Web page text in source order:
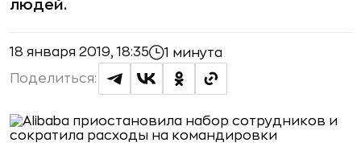
людей.
18 января 2019, 18:35 1 минута
Поделиться: